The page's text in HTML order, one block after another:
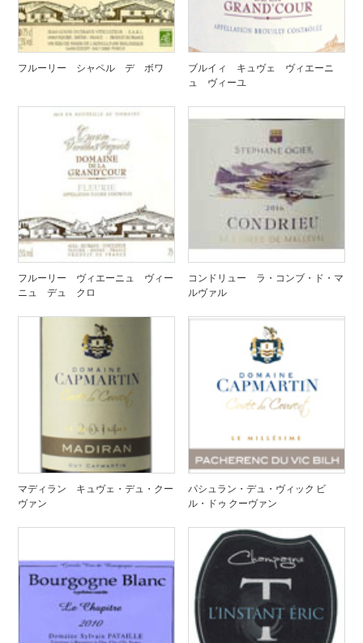
フルーリー シャペル デ ボワ
ブルイィ キュヴェ ヴィエーニ
ュ ヴィーユ
フルーリー ヴィエーニュ ヴィー
ニュ デュ クロ
コンドリュー ラ・コンブ・ド・マ
ルヴァル
マディラン キュヴェ・デュ・クー
ヴァン
パシュラン・デュ・ヴィック ビ
ル・ドゥ クーヴァン